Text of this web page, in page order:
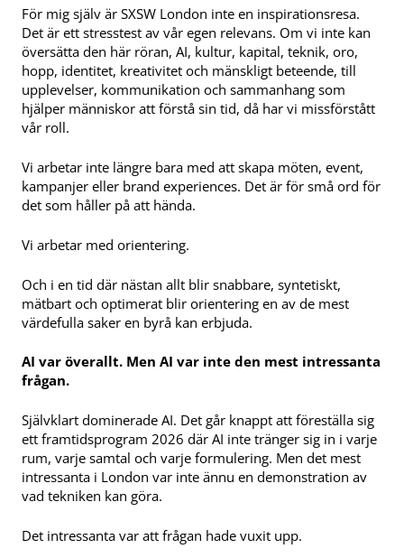
För mig själv är SXSW London inte en inspirationsresa.
Det är ett stresstest av vår egen relevans. Om vi inte kan
översätta den här röran, AI, kultur, kapital, teknik, oro,
hopp, identitet, kreativitet och mänskligt beteende, till
upplevelser, kommunikation och sammanhang som
hjälper människor att förstå sin tid, då har vi missförstått
vår roll.
Vi arbetar inte längre bara med att skapa möten, event,
kampanjer eller brand experiences. Det är för små ord för
det som håller på att hända.
Vi arbetar med orientering.
Och i en tid där nästan allt blir snabbare, syntetiskt,
mätbart och optimerat blir orientering en av de mest
värdefulla saker en byrå kan erbjuda.
AI var överallt. Men AI var inte den mest intressanta
frågan.
Självklart dominerade AI. Det går knappt att föreställa sig
ett framtidsprogram 2026 där AI inte tränger sig in i varje
rum, varje samtal och varje formulering. Men det mest
intressanta i London var inte ännu en demonstration av
vad tekniken kan göra.
Det intressanta var att frågan hade vuxit upp.